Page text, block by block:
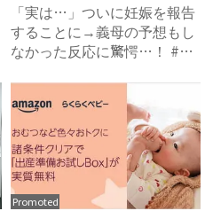
「実は…」ついに妊娠を報告
することに→義母の予想もし
なかった反応に驚愕…！ #
Promoted